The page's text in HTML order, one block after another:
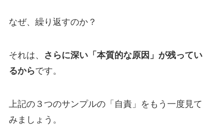
なぜ、繰り返すのか？
それは、
さらに深い「本質的な原因」が残ってい
るからです。
上記の３つのサンプルの「自責」をもう一度見て
みましょう。